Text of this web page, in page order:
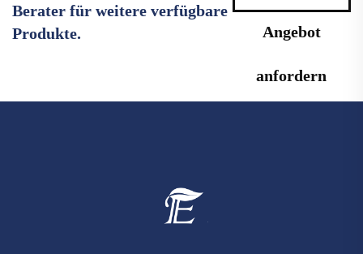
Berater für weitere verfügbare
Produkte.
Angebot
anfordern